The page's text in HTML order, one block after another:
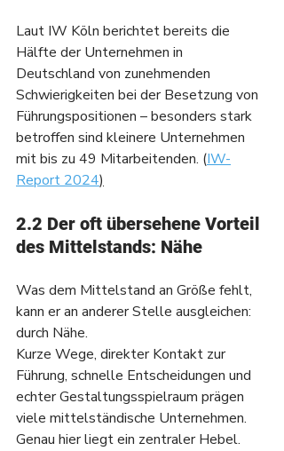
Laut IW Köln berichtet bereits die
Hälfte der Unternehmen in
Deutschland von zunehmenden
Schwierigkeiten bei der Besetzung von
Führungspositionen – besonders stark
betroffen sind kleinere Unternehmen
mit bis zu 49 Mitarbeitenden. (IW-
Report 2024)
2.2 Der oft übersehene Vorteil
des Mittelstands: Nähe
Was dem Mittelstand an Größe fehlt,
kann er an anderer Stelle ausgleichen:
durch Nähe.
Kurze Wege, direkter Kontakt zur
Führung, schnelle Entscheidungen und
echter Gestaltungsspielraum prägen
viele mittelständische Unternehmen.
Genau hier liegt ein zentraler Hebel.